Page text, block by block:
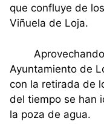
que confluye de
Viñuela de Loja.
Ayuntamiento de
con la retirada de
del tiempo se han
la poza de agua.